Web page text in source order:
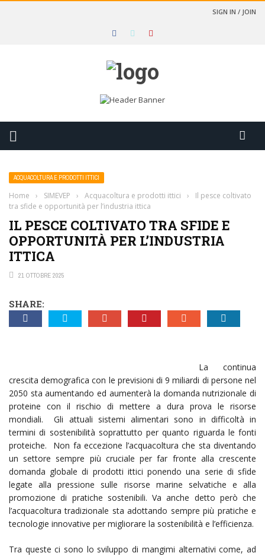
SIGN IN / JOIN
ACQUACOLTURA E PRODOTTI ITTICI
Home › SIMEVEP › Acquacoltura e prodotti ittici ›
Il pesce coltivato
tra sfide e opportunità per l’industria ittica
IL PESCE COLTIVATO TRA SFIDE E
OPPORTUNITÀ PER L’INDUSTRIA
ITTICA
21 OTTOBRE 2025
SHARE:
La continua
crescita demografica con le previsioni di 9 miliardi di persone nel
2050 sta aumentando ed aumenterà la domanda nutrizionale di
proteine con il rischio di mettere a dura prova le risorse
mondiali. Gli attuali sistemi alimentari sono in difficoltà in
termini di sostenibilità soprattutto per quanto riguarda le fonti
proteiche. Non fa eccezione l’acquacoltura che sta diventando
un settore sempre più cruciale per far fronte alla crescente
domanda globale di prodotti ittici ponendo una serie di sfide
legate alla pressione sulle risorse marine selvatiche e alla
promozione di pratiche sostenibili. Va anche detto però che
l’acquacoltura tradizionale sta adottando sempre più pratiche e
tecnologie innovative per migliorare la sostenibilità e l’efficienza.
Tra queste ci sono lo sviluppo di mangimi alternativi come, ad